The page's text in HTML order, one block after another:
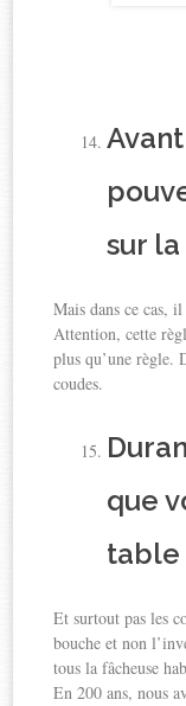
sur
Mais dans ce cas,
Attention, cette
plus qu’une règle.
coudes.
que
table
Et surtout pas les
bouche et non
tous la fâcheuse
En 200 ans, nous